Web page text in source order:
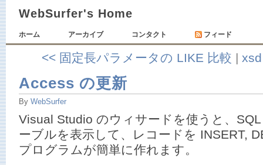
WebSurfer's Home
ホーム アーカイブ コンタクト フィード
<< 固定長パラメータの LIKE 比較 |
Access の更新
By WebSurfer
Visual Studio のウィサードを使うと、
ーブルを表示して、レコードを INSERT,
プログラムが簡単に作れます。